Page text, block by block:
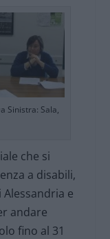
Sinistra: Sala,
che si
a disabili,
e
andare
fino al 31